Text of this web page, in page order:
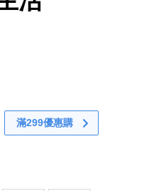
滿299優惠購